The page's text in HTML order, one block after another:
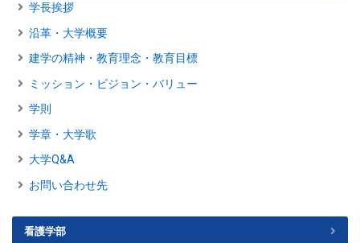
学長挨拶
沿革・大学概要
建学の精神・教育理念・教育目標
ミッション・ビジョン・バリュー
学則
学章・大学歌
大学Q&A
お問い合わせ先
看護学部